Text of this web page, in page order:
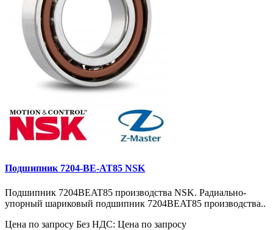
Подшипник 7204-BE-AT85 NSK
Подшипник 7204BEAT85 производства NSK. Радиально-
упорный шариковый подшипник 7204BEAT85 производства..
Цена по запросу Без НДС: Цена по запросу